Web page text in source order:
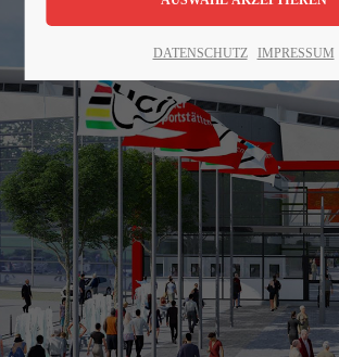
Lorem ipsum dolor sit amet:
24h/ 365days
We offer support for our customers
Mon - Fri 8:00am - 5:00pm(GMT +1)
Get in touch
DATENSCHUTZ IMPRESSUM